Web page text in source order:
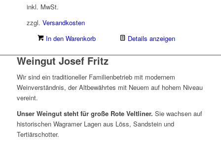
inkl. MwSt.
zzgl. Versandkosten
In den Warenkorb
Details anzeigen
Weingut Josef Fritz
Wir sind ein traditioneller Familienbetrieb mit modernem
Weinverständnis, der Altbewährtes mit Neuem auf hohem Niveau
vereint.
Unser Weingut steht für große Rote Veltliner. Sie wachsen auf
historischen Wagramer Lagen aus Löss, Sandstein und
Tertiärschotter.